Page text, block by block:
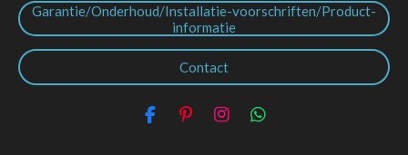
Garantie/Onderhoud/Installatie-voorschriften/Product-
informatie
Contact
F
P
I
W